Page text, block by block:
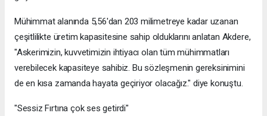
Mühimmat alanında 5,56'dan 203 milimetreye kadar uzanan
çeşitlilikte üretim kapasitesine sahip olduklarını anlatan Akdere,
"Askerimizin, kuvvetimizin ihtiyacı olan tüm mühimmatları
verebilecek kapasiteye sahibiz. Bu sözleşmenin gereksinimini
de en kısa zamanda hayata geçiriyor olacağız." diye konuştu.
"Sessiz Fırtına çok ses getirdi"